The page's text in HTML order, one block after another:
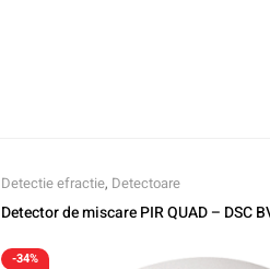
Detectie efractie, Detectoare
Detector de miscare PIR QUAD – DSC
-34%